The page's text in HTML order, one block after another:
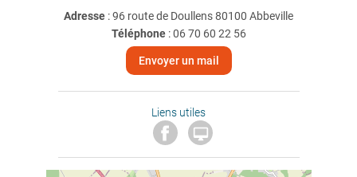
Adresse : 96 route de Doullens 80100 Abbeville
Téléphone:06 70 60 22 56
Envoyer un mail
Liens utiles
